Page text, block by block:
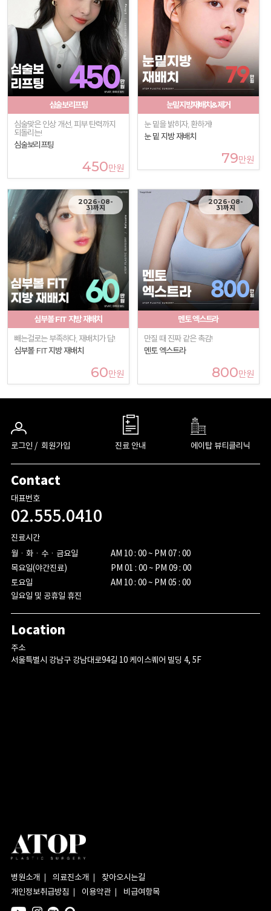
심술보리프팅
심술맞은 인상 개선, 피부 탄력까지
되돌리는!
심술보리프팅
450만원
눈밑지방재배치&제거
눈 밑을 밝히자, 환하게!
눈 밑 지방 재배치
79만원
2026-08-
31까지
심부볼 FIT 지방 재배치
빼는걸로는 부족하다, 재배치가 답!
심부볼 FIT 지방 재배치
60만원
2026-08-
31까지
멘토 엑스트라
만질 때 진짜 같은 촉감!
멘토 엑스트라
800만원
로그인 / 회원가입 진료 안내 에이탑 뷰티클리닉
Contact
대표번호
02.555.0410
진료시간
월ㆍ화ㆍ수ㆍ금요일
목요일(야간진료)
토요일
AM 10 : 00 ~ PM 07 : 00
PM 01 : 00 ~ PM 09 : 00
AM 10 : 00 ~ PM 05 : 00
일요일 및 공휴일 휴진
Location
주소
서울특별시 강남구 강남대로94길 10 케이스퀘어 빌딩 4, 5F
병원소개 의료진소개
찾아오시는길
개인정보취급방침
이용약관 비급여항목